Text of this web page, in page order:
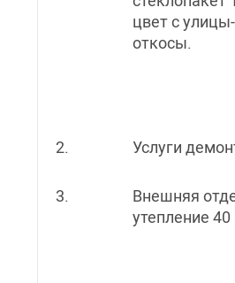
цвет с
откосы.
2. Услуги
3.
Внешняя
утепление